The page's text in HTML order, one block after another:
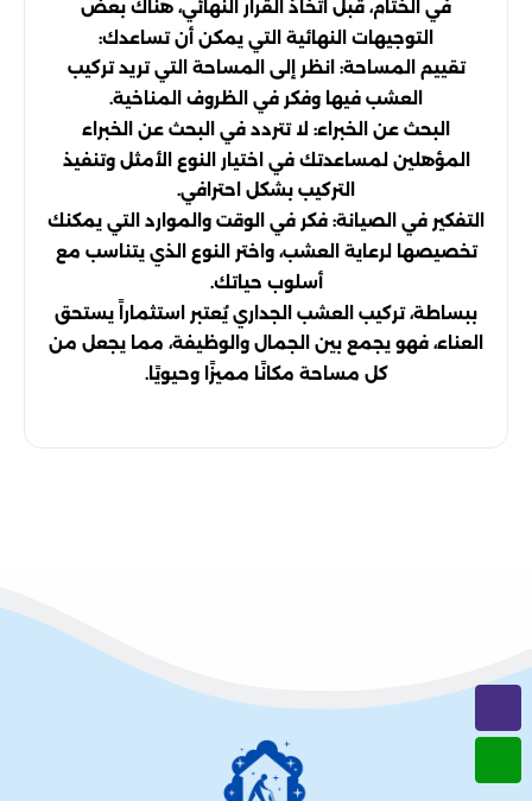
في الختام، قبل اتخاذ القرار النهائي، هناك بعض
التوجيهات النهائية التي يمكن أن تساعدك:
تقييم المساحة: انظر إلى المساحة التي تريد تركيب
العشب فيها وفكر في الظروف المناخية.
البحث عن الخبراء: لا تتردد في البحث عن الخبراء
المؤهلين لمساعدتك في اختيار النوع الأمثل وتنفيذ
التركيب بشكل احترافي.
التفكير في الصيانة: فكر في الوقت والموارد التي يمكنك
تخصيصها لرعاية العشب، واختر النوع الذي يتناسب مع
أسلوب حياتك.
ببساطة، تركيب العشب الجداري يُعتبر استثماراً يستحق
العناء، فهو يجمع بين الجمال والوظيفة، مما يجعل من
كل مساحة مكانًا مميزًا وحيويًا.